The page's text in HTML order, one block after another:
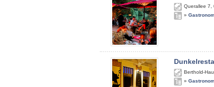
Querallee 7
»
Berthold-
»